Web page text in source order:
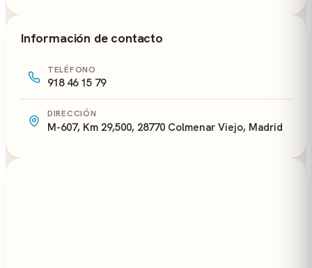
Información de contacto
TELÉFONO
918 46 15 79
DIRECCIÓN
M-607, Km 29,500, 28770 Colmenar Viejo, Madrid